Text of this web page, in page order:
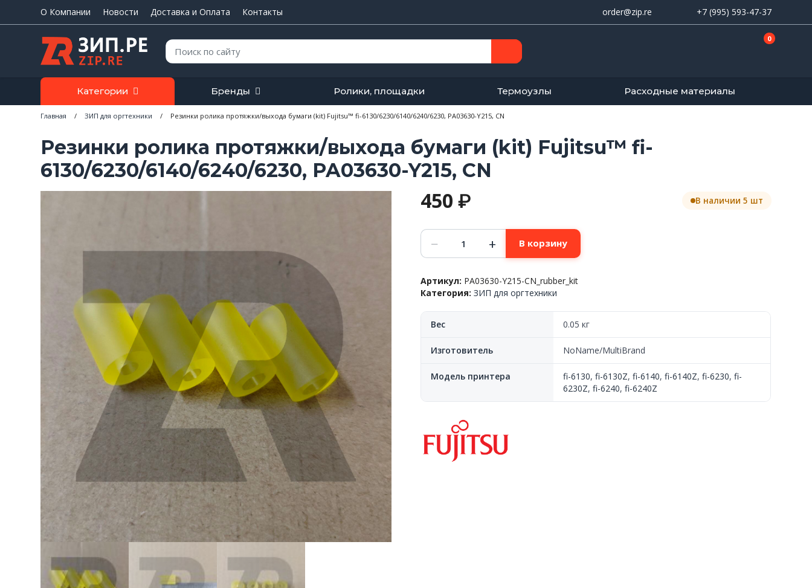
О Компании Новости Доставка и Оплата Контакты order@zip.re +7 (995) 593-47-37
Поиск: 0
Категории Бренды Ролики, площадки Термоузлы Расходные материалы
Главная / ЗИП для оргтехники / Резинки ролика протяжки/выхода бумаги (kit) Fujitsu™ fi-6130/6230/6140/6240/6230, PA03630-Y215, CN
Резинки ролика протяжки/выхода бумаги (kit) Fujitsu™ fi-
6130/6230/6140/6240/6230, PA03630-Y215, CN
450₽ В наличии 5 шт
Количество
товара
Резинки
протяжки/
выхода
(kit)
Fujitsu™
6130/6230/6140/6240/6230,
Y215,
− + В корзину
Артикул: PA03630-Y215-CN_rubber_kit
Категория:ЗИП для оргтехники
Вес 0.05 кг
Изготовитель NoName/MultiBrand
Модель принтера fi-6130,fi-6130Z,fi-6140,fi-6140Z,fi-6230,fi-
6230Z,fi-6240,fi-6240Z